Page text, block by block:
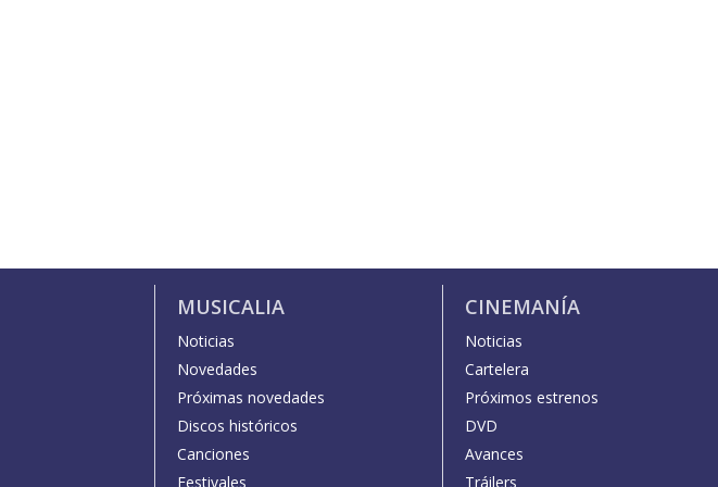
MUSICALIA
Noticias
Novedades
Próximas novedades
Discos históricos
Canciones
Festivales
CINEMANÍA
Noticias
Cartelera
Próximos estrenos
DVD
Avances
Tráilers